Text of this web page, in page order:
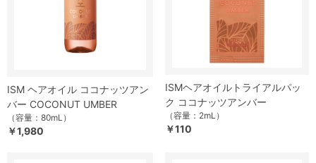
ISM ヘアオイル ココナッツアン
バー COCONUT UMBER
（容量：80mL）
￥1,980
ISMヘアオイルトライアルパッ
ク ココナッツアンバー
（容量：2mL）
￥110